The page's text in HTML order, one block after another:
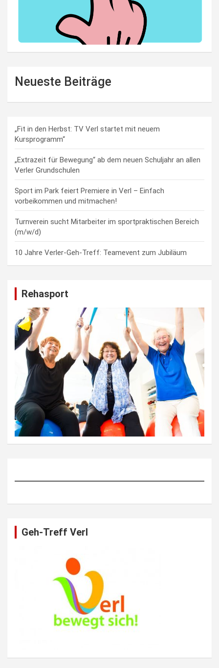
Neueste Beiträge
„Fit in den Herbst: TV Verl startet mit neuem
Kursprogramm“
„Extrazeit für Bewegung“ ab dem neuen Schuljahr an allen
Verler Grundschulen
Sport im Park feiert Premiere in Verl – Einfach
vorbeikommen und mitmachen!
Turnverein sucht Mitarbeiter im sportpraktischen Bereich
(m/w/d)
10 Jahre Verler-Geh-Treff: Teamevent zum Jubiläum
Rehasport
Geh-Treff Verl